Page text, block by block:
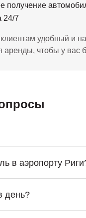
получение
24/7
удобный и
аренды, чтобы у вас
в аэропорту
день?